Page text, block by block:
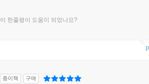
이 한줄평이 도움이 되었나요?
종이책 구매